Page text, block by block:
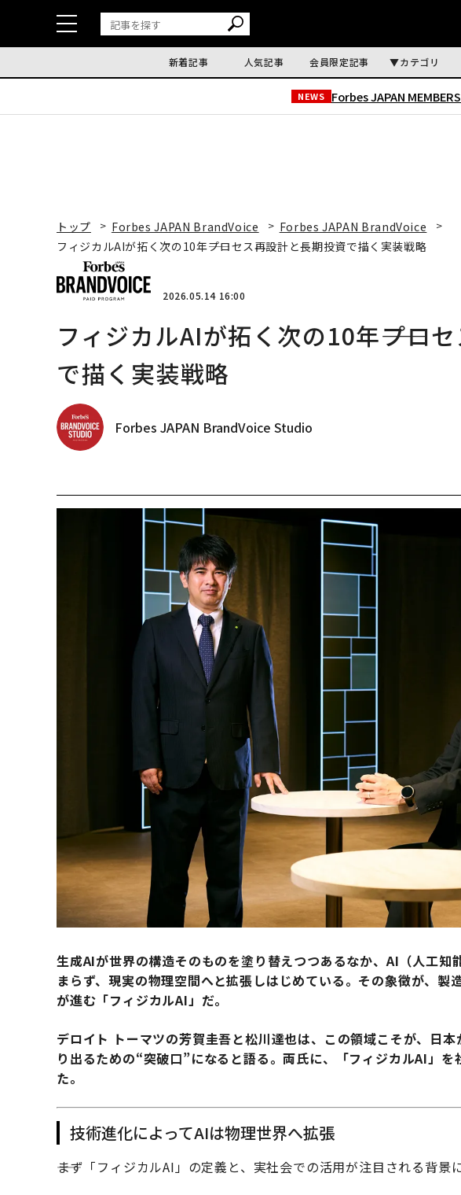
新着記事 人気記事 会員限定記事 カテゴリ
NEWS Forbes JAPAN
トップ Forbes JAPAN BrandVoice
Forbes JAPAN BrandVoice
フィジカルAIが拓く次の10年――プロセス再設計と長期投資で描く実装戦略
2026.05.14 16:00
フィジカルAIが拓く次の10年――プロ
で描く実装戦略
Forbes JAPAN BrandVoice Studio
生成AIが世界の構造そのものを塗り替えつつあるなか、AI（人工知
まらず、現実の物理空間へと拡張しはじめている。その象徴が、製
が進む「フィジカルAI」だ。
デロイト トーマツの芳賀圭吾と松川達也は、この領域こそが、日
り出るための“突破口”になると語る。両氏に、「フィジカルAI」
た。
技術進化によってAIは物理世界へ拡張
――まず「フィジカルAI」の定義と、実社会での活用が注目される背景